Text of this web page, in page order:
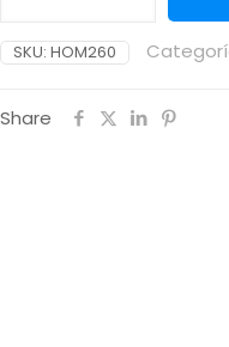
SKU: HOM260
Share